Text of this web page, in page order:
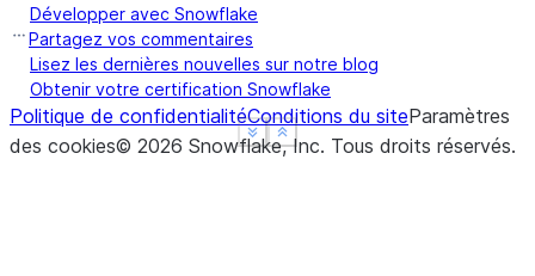
Show less
See more
Show less
See more
Développer avec Snowflake
Partagez vos commentaires
Lisez les dernières nouvelles sur notre blog
Obtenir votre certification Snowflake
Politique de confidentialitéConditions du siteParamètres
des cookies© 2026 Snowflake, Inc. Tous droits réservés.